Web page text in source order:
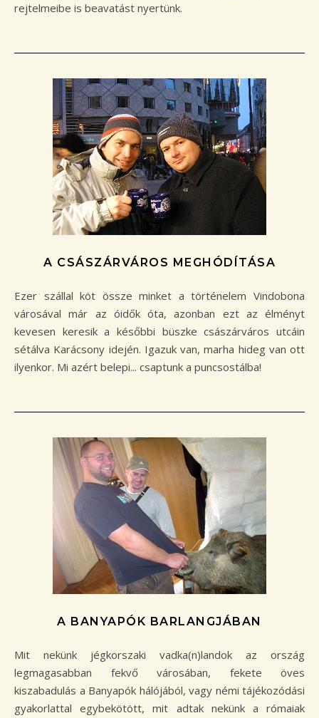
rejtelmeibe is beavatást nyertünk.
A CSÁSZÁRVÁROS MEGHÓDÍTÁSA
Ezer szállal köt össze minket a történelem Vindobona
városával már az óidők óta, azonban ezt az élményt
kevesen keresik a későbbi büszke császárváros utcáin
sétálva Karácsony idején. Igazuk van, marha hideg van ott
ilyenkor. Mi azért belepi... csaptunk a puncsostálba!
A BANYAPÓK BARLANGJÁBAN
Mit nekünk jégkorszaki vadka(n)landok az ország
legmagasabban fekvő városában, fekete öves
kiszabadulás a Banyapók hálójából, vagy némi tájékozódási
gyakorlattal egybekötött, mit adtak nekünk a rómaiak